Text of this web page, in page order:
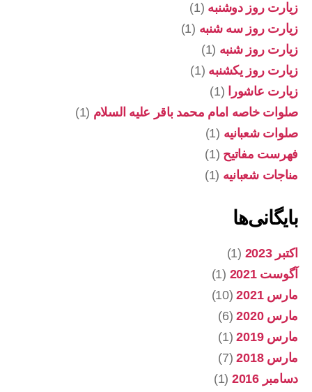
زیارت روز دوشنبه (1)
زیارت روز سه شنبه (1)
زیارت روز شنبه (1)
زیارت روز یکشنبه (1)
زیارت عاشورا
(1)
صلوات خاصه امام محمد باقر علیه السلام (1)
صلوات شعبانیه (1)
فهرست مفاتیح (1)
مناجات شعبانیه (1)
بایگانی‌ها
اکتبر 2023
(1)
آگوست 2021
(1)
مارس 2021
(10)
مارس 2020
(6)
مارس 2019
(1)
مارس 2018
(7)
دسامبر 2016
(1)